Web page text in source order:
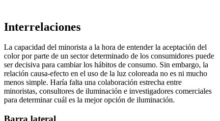
Interrelaciones
La capacidad del minorista a la hora de entender la aceptación del
color por parte de un sector determinado de los consumidores puede
ser decisiva para cambiar los hábitos de consumo. Sin embargo, la
relación causa-efecto en el uso de la luz coloreada no es ni mucho
menos simple. Haría falta una colaboración estrecha entre
minoristas, consultores de iluminación e investigadores comerciales
para determinar cuál es la mejor opción de iluminación.
Barra lateral